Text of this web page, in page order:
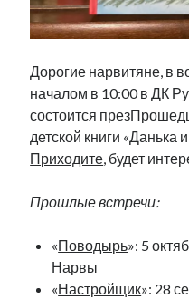
ансиппиада
евросоюз интервью
кая каллас
нацменьшинства
памятники парад клоунов
рийгикогу россия
т.х. ильвес танк фотоотчет
эстония эстонский язык
Дорогие нарвитяне, в
началом в 10:00 в ДК
состоится
детской книги «Данька
Приходите, будет
Прошлые встречи:
«Поводырь»: 5
Нарвы
«Настройщик»: 28